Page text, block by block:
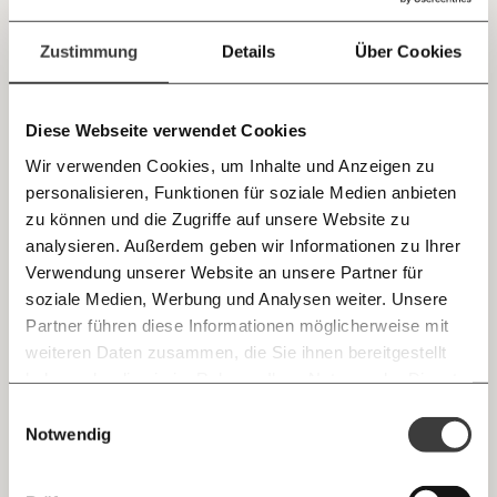
Zustimmung Details Über Cookies
Diese Webseite verwendet Cookies
Wir verwenden Cookies, um Inhalte und Anzeigen zu
personalisieren, Funktionen für soziale Medien anbieten
zu können und die Zugriffe auf unsere Website zu
analysieren. Außerdem geben wir Informationen zu Ihrer
Verwendung unserer Website an unsere Partner für
soziale Medien, Werbung und Analysen weiter. Unsere
Partner führen diese Informationen möglicherweise mit
weiteren Daten zusammen, die Sie ihnen bereitgestellt
Notwendig
Immer auf dem Laufenden
bleiben mit unseren gratis
E-Mail-Newslettern!
Ich werde Fördermitglied* …
Jetzt
einfach
teilen.
E-Mail
Whatsapp
19.02.2020
Das ist die Weltkarte der Steuersümpfe der
Reichen, Konzerne und Kriminellen
Das weltweite Ranking: Hier lassen sich Finanzflüsse am
besten verstecken.